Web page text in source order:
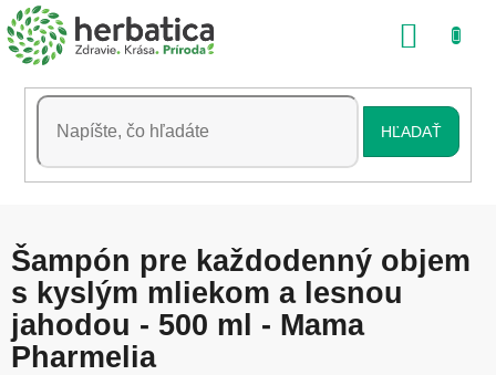
Prejsť
na
obsah
HĽADAŤ
Šampón pre každodenný objem
s kyslým mliekom a lesnou
jahodou - 500 ml - Mama
Pharmelia